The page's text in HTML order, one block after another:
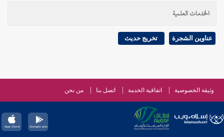
الخدمات العلمية
عناوين الشجرة تخريج حديث
وثيقة الخصوصية اتفاقية الخدمة اتصل بنا من نحن